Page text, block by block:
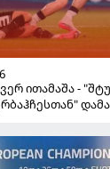
ითამაშა -